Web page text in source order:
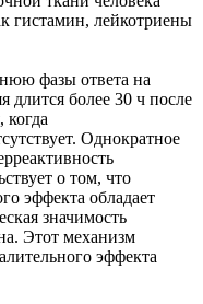
гистамин, лейкотриены
фазы ответа на
длится более 30 ч после
когда
Однократное
о том, что
эффекта обладает
значимость
Этот механизм
эффекта